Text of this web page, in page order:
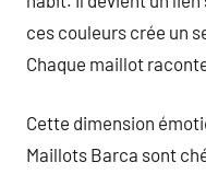
ces couleurs crée un
Chaque maillot
Cette dimension
Maillots Barca sont